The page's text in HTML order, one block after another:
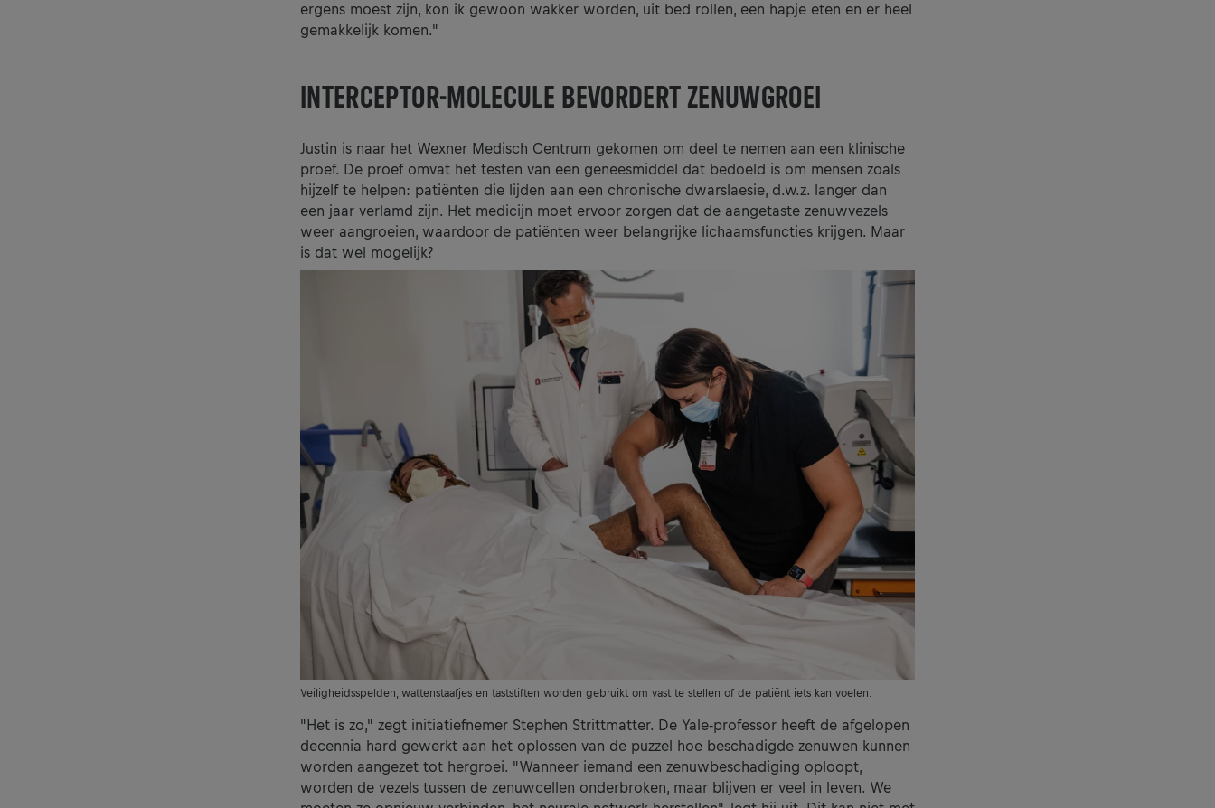
ergens moest zijn, kon ik gewoon wakker worden, uit bed rollen, een hapje eten en er heel
gemakkelijk komen."
INTERCEPTOR-MOLECULE BEVORDERT ZENUWGROEI
Justin is naar het Wexner Medisch Centrum gekomen om deel te nemen aan een klinische
proef. De proef omvat het testen van een geneesmiddel dat bedoeld is om mensen zoals
hijzelf te helpen: patiënten die lijden aan een chronische dwarslaesie, d.w.z. langer dan
een jaar verlamd zijn. Het medicijn moet ervoor zorgen dat de aangetaste zenuwvezels
weer aangroeien, waardoor de patiënten weer belangrijke lichaamsfuncties krijgen. Maar
is dat wel mogelijk?
Veiligheidsspelden, wattenstaafjes en taststiften worden gebruikt om vast te stellen of de patiënt iets kan voelen.
"Het is zo," zegt initiatiefnemer Stephen Strittmatter. De Yale-professor heeft de afgelopen
decennia hard gewerkt aan het oplossen van de puzzel hoe beschadigde zenuwen kunnen
worden aangezet tot hergroei. "Wanneer iemand een zenuwbeschadiging oploopt,
worden de vezels tussen de zenuwcellen onderbroken, maar blijven er veel in leven. We